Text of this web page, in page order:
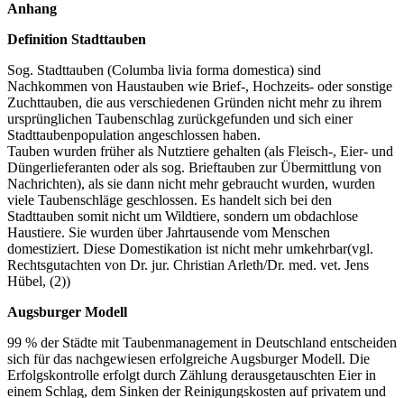
Anhang
Definition Stadttauben
Sog. Stadttauben (Columba livia forma domestica) sind
Nachkommen von Haustauben wie Brief-, Hochzeits- oder sonstige
Zuchttauben, die aus verschiedenen Gründen nicht mehr zu ihrem
ursprünglichen Taubenschlag zurückgefunden und sich einer
Stadttaubenpopulation angeschlossen haben.
Tauben wurden früher als Nutztiere gehalten (als Fleisch-, Eier- und
Düngerlieferanten oder als sog. Brieftauben zur Übermittlung von
Nachrichten), als sie dann nicht mehr gebraucht wurden, wurden
viele Taubenschläge geschlossen. Es handelt sich bei den
Stadttauben somit nicht um Wildtiere, sondern um obdachlose
Haustiere. Sie wurden über Jahrtausende vom Menschen
domestiziert. Diese Domestikation ist nicht mehr umkehrbar(vgl.
Rechtsgutachten von Dr. jur. Christian Arleth/Dr. med. vet. Jens
Hübel, (2))
Augsburger Modell
99 % der Städte mit Taubenmanagement in Deutschland entscheiden
sich für das nachgewiesen erfolgreiche Augsburger Modell. Die
Erfolgskontrolle erfolgt durch Zählung derausgetauschten Eier in
einem Schlag, dem Sinken der Reinigungskosten auf privatem und